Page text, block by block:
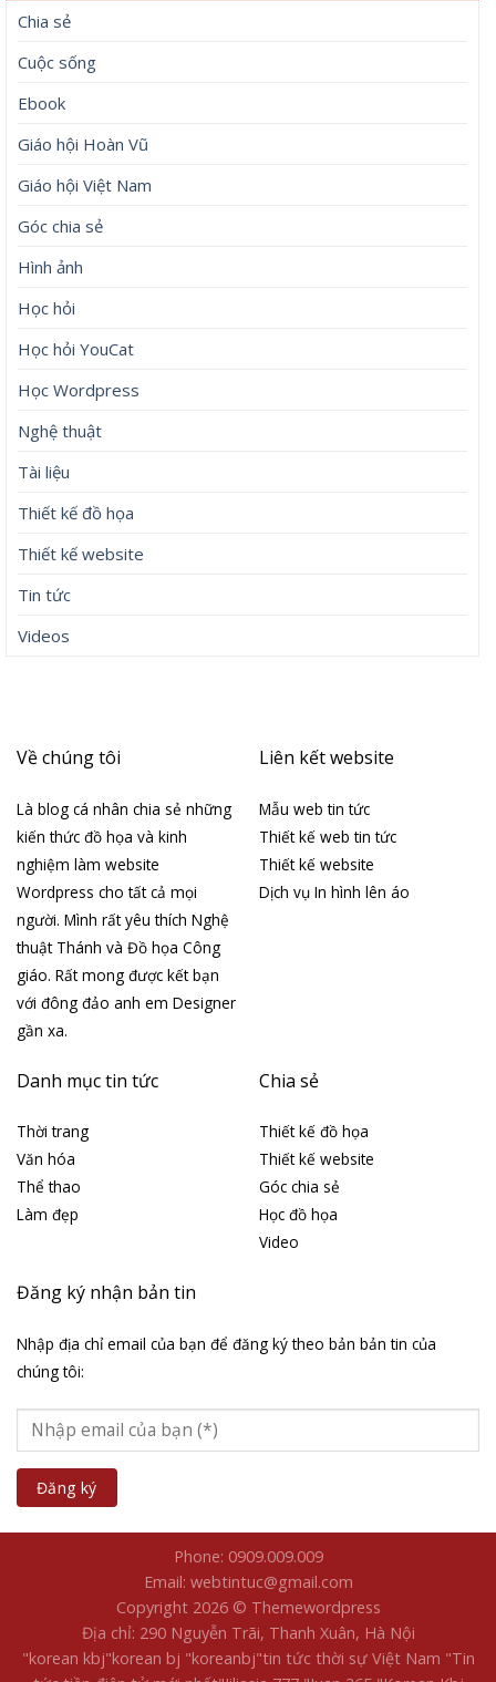
Chia sẻ
Cuộc sống
Ebook
Giáo hội Hoàn Vũ
Giáo hội Việt Nam
Góc chia sẻ
Hình ảnh
Học hỏi
Học hỏi YouCat
Học Wordpress
Nghệ thuật
Tài liệu
Thiết kế đồ họa
Thiết kế website
Tin tức
Videos
Về chúng tôi
Là blog cá nhân chia sẻ những
kiến thức đồ họa và kinh
nghiệm làm website
Wordpress cho tất cả mọi
người. Mình rất yêu thích Nghệ
thuật Thánh và Đồ họa Công
giáo. Rất mong được kết bạn
với đông đảo anh em Designer
gần xa.
Liên kết website
Mẫu web tin tức
Thiết kế web tin tức
Thiết kế website
Dịch vụ In hình lên áo
Danh mục tin tức
Thời trang
Văn hóa
Thể thao
Làm đẹp
Chia sẻ
Thiết kế đồ họa
Thiết kế website
Góc chia sẻ
Học đồ họa
Video
Đăng ký nhận bản tin
Nhập địa chỉ email của bạn để đăng ký theo bản bản tin của
chúng tôi:
Phone: 0909.009.009
Email: webtintuc@gmail.com
Copyright 2026 © Themewordpress
Địa chỉ: 290 Nguyễn Trãi, Thanh Xuân, Hà Nội
"korean kbj​"korean bj "koreanbj​"tin tức thời sự Việt Nam "Tin